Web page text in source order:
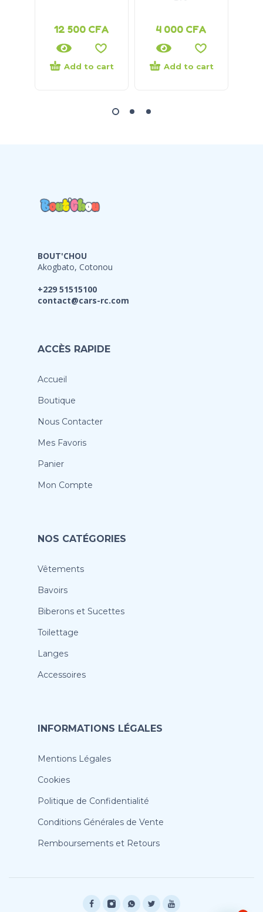
12 500 CFA
Add to cart
4 000 CFA
Add to cart
BOUT'CHOU
Akogbato, Cotonou
+229 51515100
contact@cars-rc.com
ACCÈS RAPIDE
Accueil
Boutique
Nous Contacter
Mes Favoris
Panier
Mon Compte
NOS CATÉGORIES
Vêtements
Bavoirs
Biberons et Sucettes
Toilettage
Langes
Accessoires
INFORMATIONS LÉGALES
Mentions Légales
Cookies
Politique de Confidentialité
Conditions Générales de Vente
Remboursements et Retours